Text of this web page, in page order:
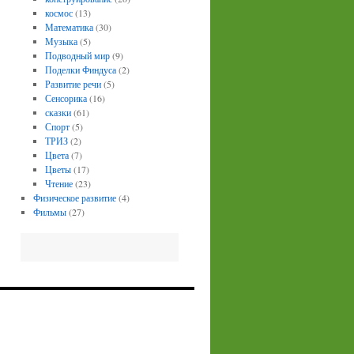
космос(13)
Математика(30)
Музыка(5)
Подводный мир(9)
Поделки Финдуса(2)
Развитие речи(5)
Сенсорика(16)
сказки(61)
Спорт(5)
ТРИЗ(2)
Цвета(7)
Цветы(17)
Чтение(23)
Физическое развитие(4)
Фильмы(27)